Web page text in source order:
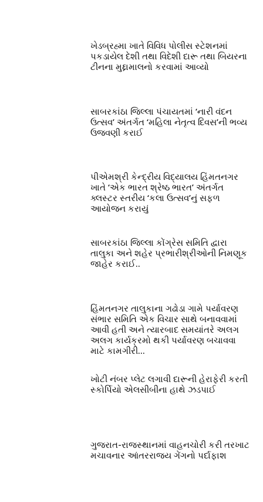
ખેડબ્રહ્મા ખાતે વિવિધ પોલીસ સ્ટેશનમાં
પકડાયેલ દેશી તથા વિદેશી દારૂ તથા બિયરના
ટીનના મુદ્દામાલનો કરવામાં આવ્યો
સાબરકાંઠા જિલ્લા પંચાયતમાં ‘નારી વંદન
ઉત્સવ’ અંતર્ગત ‘મહિલા નેતૃત્વ દિવસ’ની ભવ્ય
ઉજવણી કરાઈ
પીએમશ્રી કેન્દ્રીય વિદ્યાલય હિંમતનગર
ખાતે ‘એક ભારત શ્રેષ્ઠ ભારત’ અંતર્ગત
ક્લસ્ટર સ્તરીય ‘કલા ઉત્સવ’નું સફળ
આયોજન કરાયું
સાબરકાંઠા જિલ્લા કોંગ્રેસ સમિતિ દ્વારા
તાલુકા અને શહેર પ્રભારીશ્રીઓની નિમણૂક
જાહેર કરાઈ..
હિંમતનગર તાલુકાના ગઢોડા ગામે પર્યાવરણ
સંભાર સમિતિ એક વિચાર સાથે બનાવવામાં
આવી હતી અને ત્યારબાદ સમયાંતરે અલગ
અલગ કાર્યક્રમો થકી પર્યાવરણ બચાવવા
માટે કામગીરી...
ખોટી નંબર પ્લેટ લગાવી દારૂની હેરાફેરી કરતી
સ્કોર્પિયો એલસીબીના હાથે ઝડપાઈ
ગુજરાત-રાજસ્થાનમાં વાહનચોરી કરી તરખાટ
મચાવનાર આંતરરાજ્ય ગેંગનો પર્દાફાશ